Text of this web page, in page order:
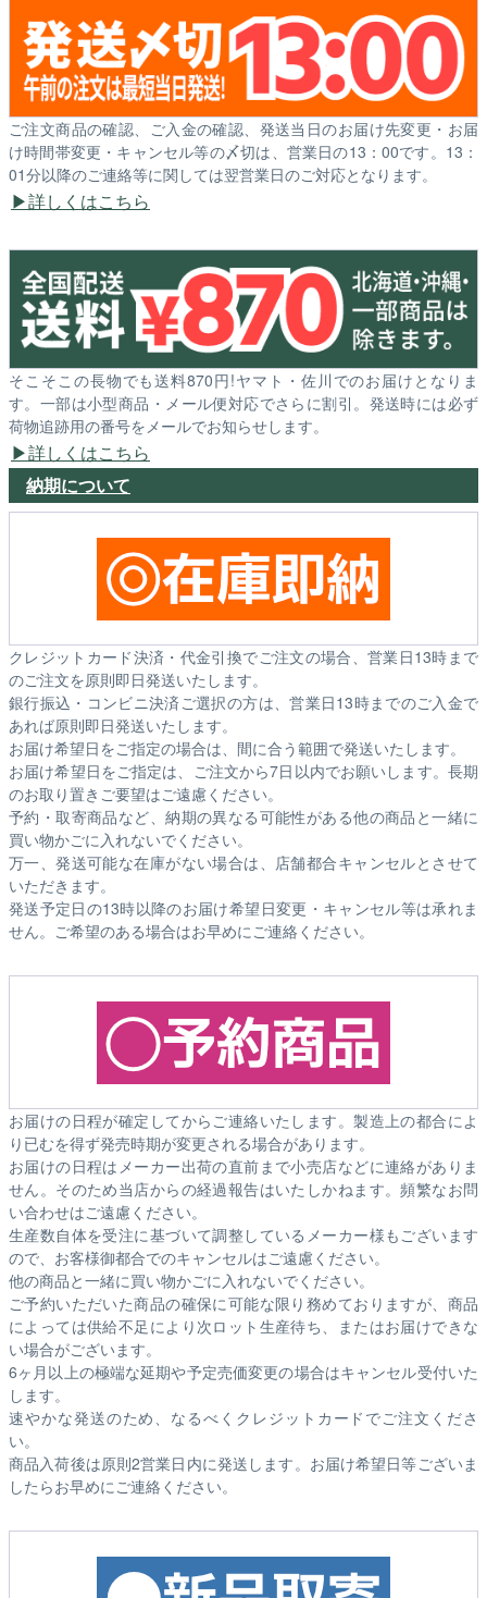
ご注文商品の確認、ご入金の確認、発送当日のお届け先変更・お届
け時間帯変更・キャンセル等の〆切は、営業日の13：00です。13：
01分以降のご連絡等に関しては翌営業日のご対応となります。
詳しくはこちら
そこそこの長物でも送料870円!ヤマト・佐川でのお届けとなりま
す。一部は小型商品・メール便対応でさらに割引。発送時には必ず
荷物追跡用の番号をメールでお知らせします。
詳しくはこちら
納期について
クレジットカード決済・代金引換でご注文の場合、営業日13時まで
のご注文を原則即日発送いたします。
銀行振込・コンビニ決済ご選択の方は、営業日13時までのご入金で
あれば原則即日発送いたします。
お届け希望日をご指定の場合は、間に合う範囲で発送いたします。
お届け希望日をご指定は、ご注文から7日以内でお願いします。長期
のお取り置きご要望はご遠慮ください。
予約・取寄商品など、納期の異なる可能性がある他の商品と一緒に
買い物かごに入れないでください。
万一、発送可能な在庫がない場合は、店舗都合キャンセルとさせて
いただきます。
発送予定日の13時以降のお届け希望日変更・キャンセル等は承れま
せん。ご希望のある場合はお早めにご連絡ください。
お届けの日程が確定してからご連絡いたします。製造上の都合によ
り已むを得ず発売時期が変更される場合があります。
お届けの日程はメーカー出荷の直前まで小売店などに連絡がありま
せん。そのため当店からの経過報告はいたしかねます。頻繁なお問
い合わせはご遠慮ください。
生産数自体を受注に基づいて調整しているメーカー様もございます
ので、お客様御都合でのキャンセルはご遠慮ください。
他の商品と一緒に買い物かごに入れないでください。
ご予約いただいた商品の確保に可能な限り務めておりますが、商品
によっては供給不足により次ロット生産待ち、またはお届けできな
い場合がございます。
6ヶ月以上の極端な延期や予定売価変更の場合はキャンセル受付いた
します。
速やかな発送のため、なるべくクレジットカードでご注文くださ
い。
商品入荷後は原則2営業日内に発送します。お届け希望日等ございま
したらお早めにご連絡ください。